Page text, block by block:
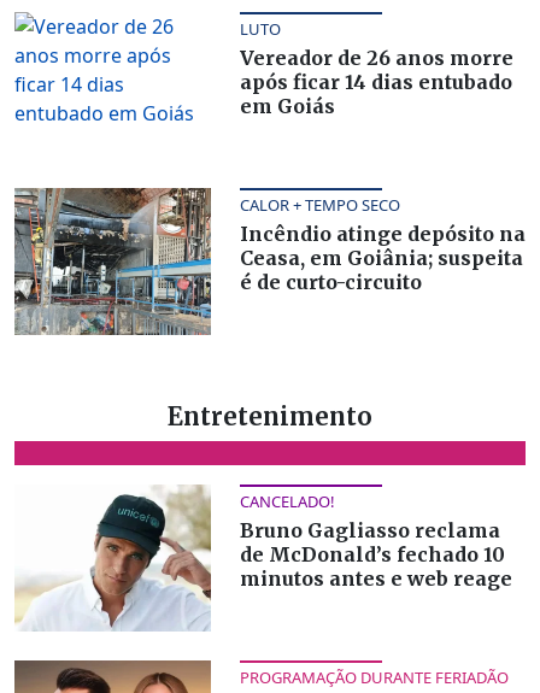
LUTO
Vereador de 26 anos morre
após ficar 14 dias entubado
em Goiás
CALOR + TEMPO SECO
Incêndio atinge depósito na
Ceasa, em Goiânia; suspeita
é de curto-circuito
Entretenimento
CANCELADO!
Bruno Gagliasso reclama
de McDonald’s fechado 10
minutos antes e web reage
PROGRAMAÇÃO DURANTE FERIADÃO